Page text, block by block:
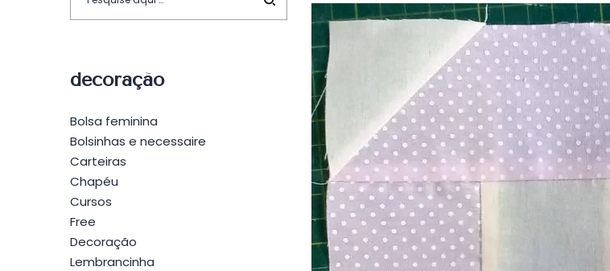
decoração
Bolsa feminina
Bolsinhas e necessaire
Carteiras
Chapéu
Cursos
Free
Decoração
Lembrancinha